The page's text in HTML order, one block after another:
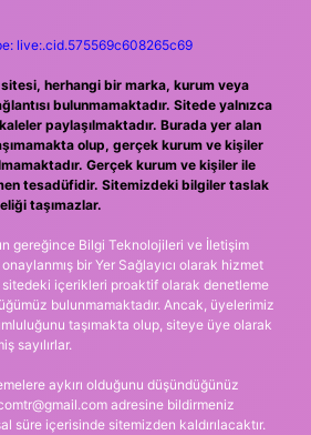
live:.cid.575569c608265c69
herhangi bir marka, kurum veya
bulunmamaktadır. Sitede yalnızca
paylaşılmaktadır. Burada yer alan
olup, gerçek kurum ve kişiler
Gerçek kurum ve kişiler ile
tesadüfidir. Sitemizdeki bilgiler taslak
taşımazlar.
gereğince Bilgi Teknolojileri ve İletişim
bir Yer Sağlayıcı olarak hizmet
içerikleri proaktif olarak denetleme
bulunmamaktadır. Ancak, üyelerimiz
taşımakta olup, siteye üye olarak
sayılırlar.
aykırı olduğunu düşündüğünüz
adresine bildirmeniz
süre içerisinde sitemizden kaldırılacaktır.